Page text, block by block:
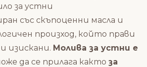
за устни
със скъпоценни масла и
произход, който прави
изискани. Молива за устни е
да се прилага както за